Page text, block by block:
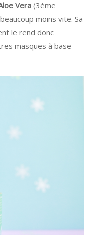
Vera (3ème
moins vite. Sa
le rend donc
masques à base